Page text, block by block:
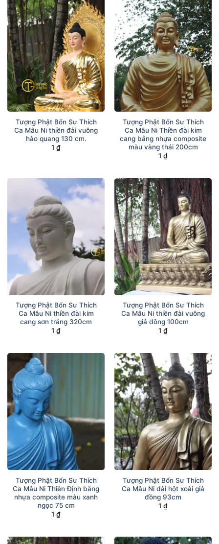
Tượng Phật Bổn Sư Thích
Ca Mâu Ni thiền đài vuông
hào quang 130 cm.
1 ₫
Tượng Phật Bổn Sư Thích
Ca Mâu Ni Thiền đài kim
cang bằng nhựa composite
màu vàng thái 200cm
1 ₫
Tượng Phật Bổn Sư Thích
Ca Mâu Ni thiền đài kim
cang sơn trắng 320cm
1 ₫
Tượng Phật Bổn Sư Thích
Ca Mâu Ni thiền đài vuông
giả đồng 100cm
1 ₫
Tượng Phật Bổn Sư Thích
Ca Mâu Ni Thiền Định bằng
nhựa composite màu xanh
ngọc 75 cm
1 ₫
Tượng Phật Bổn Sư Thích
Ca Mâu Ni đài hột xoài giả
đồng 93cm
1 ₫